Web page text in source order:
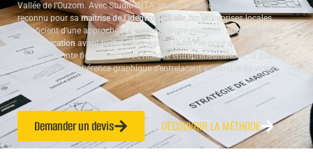
Vallée de l’Ouzom. Avec Studio ALTA, studio graphique indépendant
reconnu pour samaîtrise de l’identité visuelle, les entreprises locales
bénéficient d’une approche sur-mesure. Notre mission :structurer votre
communicationavant même de songer à la forme, pour que chaque
support raconte fidèlement votre histoire entrepreneuriale. Ici, la qualité
éditoriale et la cohérence graphique s’entrelacent au service de votre
visibilité.
Demander un devis DÉCOUVRIR LA MÉTHODE